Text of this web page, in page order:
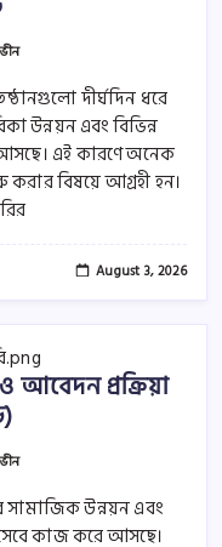
প্রক্রিয়া (সম্পূর্ণ গাইড)
কি?
দীর্ঘদিন ধরে
উন্নয়ন এবং বিভিন্ন
এই কারণে অনেক
করার বিষয়ে আগ্রহী হন।
August 3, 2026
আবেদন প্রক্রিয়া
সামাজিক উন্নয়ন এবং
কাজ করে আসছে।